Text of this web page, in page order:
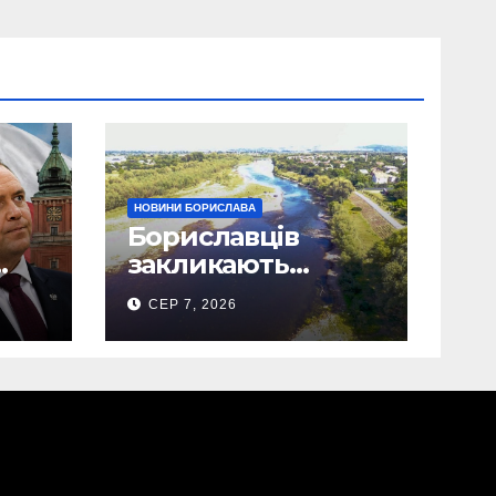
НОВИНИ БОРИСЛАВА
Бориславців
закликають
ощадливо
використовувати
воду
СЕР 7, 2026